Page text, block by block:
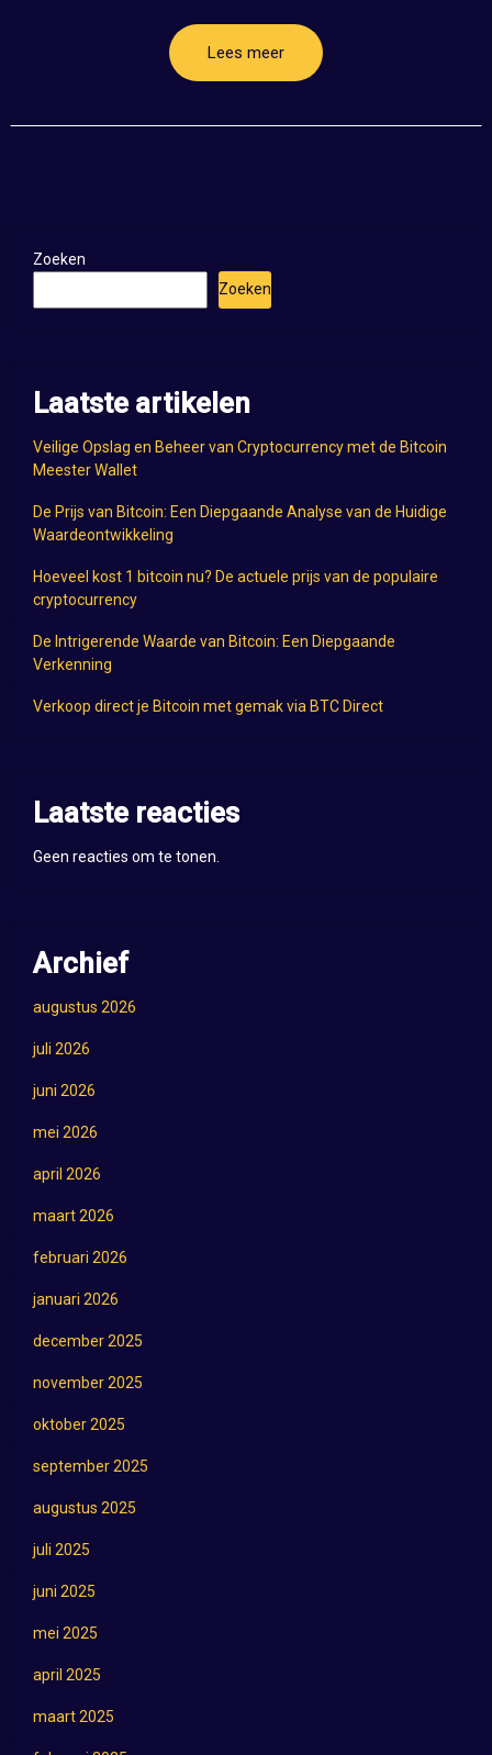
Lees meer
Zoeken
Zoeken
Laatste artikelen
Veilige Opslag en Beheer van Cryptocurrency met de Bitcoin
Meester Wallet
De Prijs van Bitcoin: Een Diepgaande Analyse van de Huidige
Waardeontwikkeling
Hoeveel kost 1 bitcoin nu? De actuele prijs van de populaire
cryptocurrency
De Intrigerende Waarde van Bitcoin: Een Diepgaande
Verkenning
Verkoop direct je Bitcoin met gemak via BTC Direct
Laatste reacties
Geen reacties om te tonen.
Archief
augustus 2026
juli 2026
juni 2026
mei 2026
april 2026
maart 2026
februari 2026
januari 2026
december 2025
november 2025
oktober 2025
september 2025
augustus 2025
juli 2025
juni 2025
mei 2025
april 2025
maart 2025